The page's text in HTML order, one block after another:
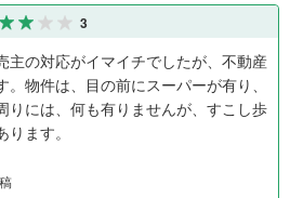
3
主の対応がイマイチでしたが、不動産
物件は、目の前にスーパーが有り、
りには、何も有りませんが、すこし歩
ます。